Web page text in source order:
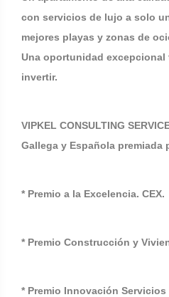
con servicios de lujo a solo
mejores playas y zonas de
Una oportunidad
invertir.
VIPKEL CONSULTING
Gallega y Española premiada
* Premio a la Excelencia. CEX.
* Premio Construcción y
* Premio Innovación